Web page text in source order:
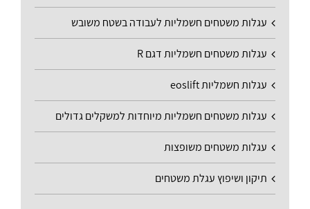
עגלות משטחים חשמליות לעבודה בשטח משובש
עגלות משטחים חשמליות דגם R
עגלות חשמליות eoslift
עגלות משטחים חשמליות מיוחדות למשקלים גדולים
עגלות משטחים משופצות
תיקון ושיפוץ עגלת משטחים